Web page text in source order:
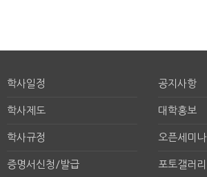
학사일정
학사제도
학사규정
증명서신청/발급
공지사항
대학홍보
오픈세미나
포토갤러리